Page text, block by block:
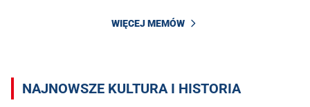
WIĘCEJ MEMÓW
NAJNOWSZE KULTURA I HISTORIA